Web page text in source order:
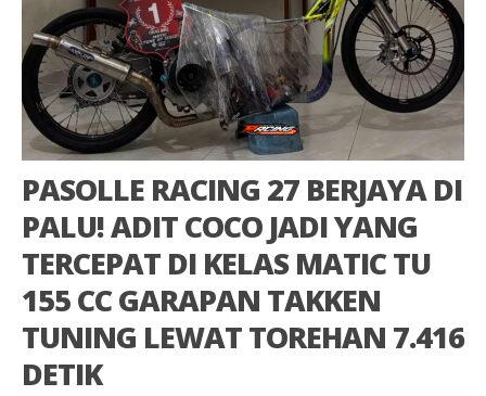
PASOLLE RACING 27 BERJAYA DI
PALU! ADIT COCO JADI YANG
TERCEPAT DI KELAS MATIC TU
155 CC GARAPAN TAKKEN
TUNING LEWAT TOREHAN 7.416
DETIK